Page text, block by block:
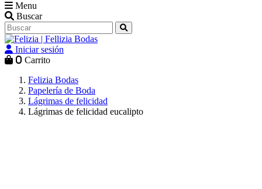
Menu
Buscar
Iniciar sesión
0 Carrito
Felizia Bodas
Papelería de Boda
Lágrimas de felicidad
Lágrimas de felicidad eucalipto